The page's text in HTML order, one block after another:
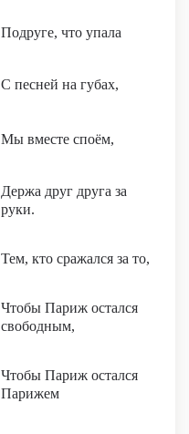
Подруге, что упала
С песней на губах,
Мы вместе cпоём,
Держа друг друга за
руки.
Тем, кто сражался за то,
Чтобы Париж остался
свободным,
Чтобы Париж остался
Парижем